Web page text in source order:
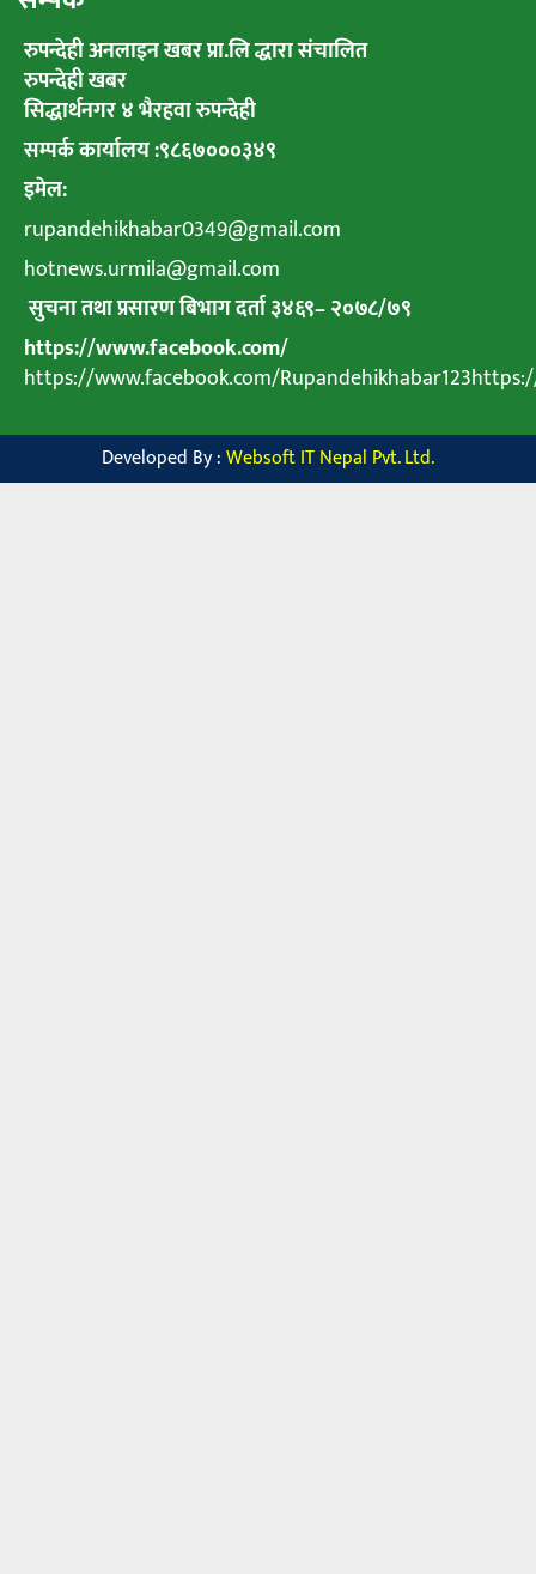
रुपन्देही अनलाइन खबर प्रा.लि द्धारा संचालित
रुपन्देही खबर
सिद्धार्थनगर ४ भैरहवा रुपन्देही
सम्पर्क कार्यालय :९८६७०००३४९
इमेल:
rupandehikhabar0349@gmail.com
hotnews.urmila@gmail.com
सुचना तथा प्रसारण बिभाग दर्ता ३४६९–२०७८/७९
https://www.facebook.com/
https://www.facebook.com/
Developed By :Websoft IT Nepal Pvt. Ltd.